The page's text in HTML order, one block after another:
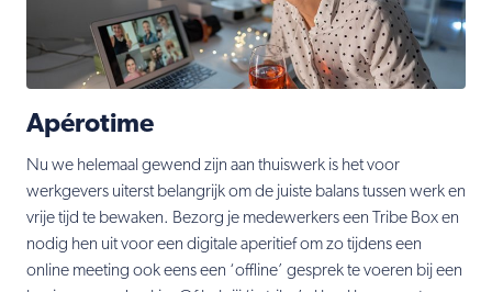
Apérotime
Nu we helemaal gewend zijn aan thuiswerk is het voor
werkgevers uiterst belangrijk om de juiste balans tussen werk en
vrije tijd te bewaken. Bezorg je medewerkers een Tribe Box en
nodig hen uit voor een digitale aperitief om zo tijdens een
online meeting ook eens een ‘offline’ gesprek te voeren bij een